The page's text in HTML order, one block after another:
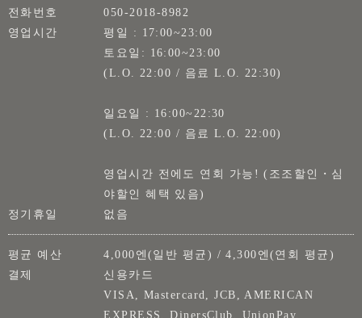
전화번호
050-2018-8982
영업시간
평일 : 17:00~23:00
토요일: 16:00~23:00
(L.O. 22:00 / 음료 L.O. 22:30)
일요일 : 16:00~22:30
(L.O. 22:00 / 음료 L.O. 22:00)
영업시간 전에도 연회 가능! (조조할인・심
야할인 혜택 있음)
정기휴일
없음
평균 예산
4,000엔(일반 평균) / 4,300엔(연회 평균)
결제
신용카드
VISA, Mastercard, JCB, AMERICAN
EXPRESS, DinersClub, UnionPay,